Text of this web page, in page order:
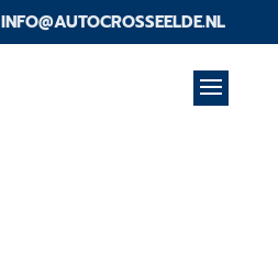
INFO@AUTOCROSSEELDE.NL